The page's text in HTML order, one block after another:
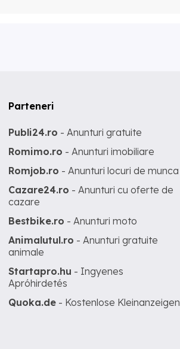
Parteneri
Publi24.ro - Anunturi gratuite
Romimo.ro - Anunturi imobiliare
Romjob.ro - Anunturi locuri de munca
Cazare24.ro - Anunturi cu oferte de
cazare
Bestbike.ro - Anunturi moto
Animalutul.ro - Anunturi gratuite
animale
Startapro.hu - Ingyenes
Apróhirdetés
Quoka.de - Kostenlose Kleinanzeigen